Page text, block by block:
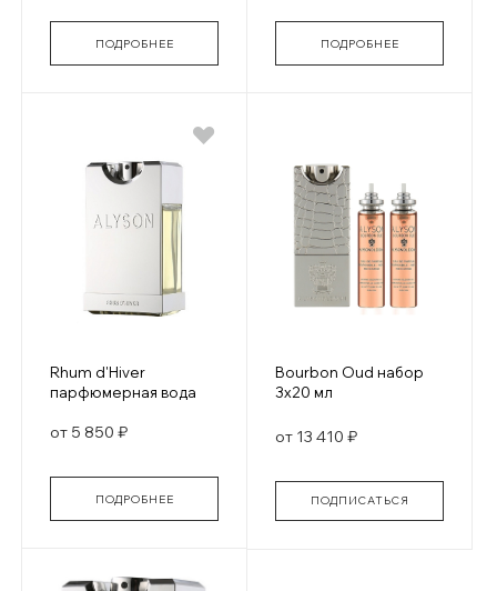
ПОДРОБНЕЕ ПОДРОБНЕЕ
Rhum d'Hiver
парфюмерная вода
от 5 850 ₽
ПОДРОБНЕЕ
Bourbon Oud набор
3х20 мл
от 13 410 ₽
ПОДПИСАТЬСЯ